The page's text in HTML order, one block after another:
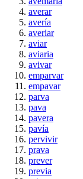
averar
avería
averiar
aviar
aviaria
avivar
emparvar
empavar
parva
pava
pavera
pavía
pervivir
prava
prever
previa